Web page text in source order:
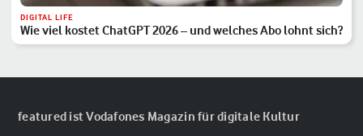
DIGITAL LIFE
Wie viel kostet ChatGPT 2026 – und welches Abo lohnt sich?
featured ist Vodafones Magazin für digitale Kultur